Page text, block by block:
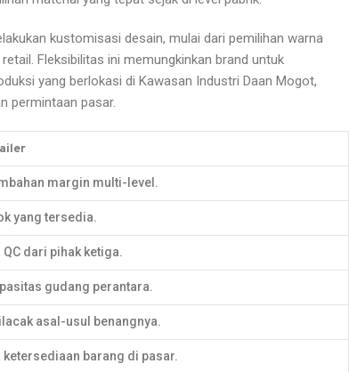
kustomisasi desain, mulai dari pemilihan warna
Fleksibilitas ini memungkinkan brand untuk
yang berlokasi di Kawasan Industri Daan Mogot,
permintaan pasar.
margin multi-level.
yang tersedia.
dari pihak ketiga.
gudang perantara.
asal-usul benangnya.
ketersediaan barang di pasar.